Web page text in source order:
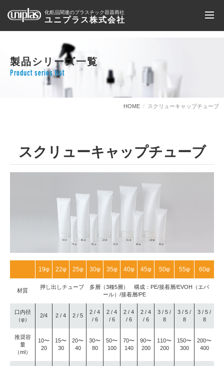
化粧品関連のプラスチック容器商社
ユニプラス株式会社
製品シリーズ一覧
Product series list
HOME スクリューキャップチューブ
スクリューキャップチューブ
19φ 22φ 25φ 30φ 35φ 40φ 45φ 50φ 55φ 60φ
材質
押し出しチューブ 多層（3種5層） 構成：PE/接着層/EVOH（エバ
ール）/接着層/PE
口内径
（φ）
2/4 2 / 4 2 / 5
2 / 4
/ 6
2 / 4
/ 6
2 / 4
/ 6
2 / 4
/ 6
3 / 5 /
8
3 / 5 /
8
3 / 5 /
8
推奨容
量
（ml）
10〜
20
15〜
30
20〜
40
30〜
80
50〜
100
70〜
140
90〜
200
110〜
200
150〜
300
200〜
400